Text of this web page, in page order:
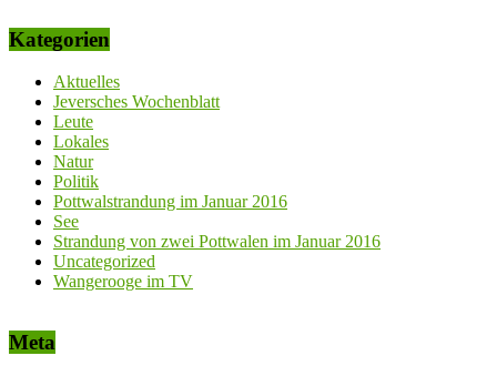
Kategorien
Aktuelles
Jeversches Wochenblatt
Leute
Lokales
Natur
Politik
Pottwalstrandung im Januar 2016
See
Strandung von zwei Pottwalen im Januar 2016
Uncategorized
Wangerooge im TV
Meta